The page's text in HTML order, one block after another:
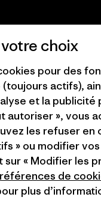
pour m’envoyer des e-mails
histoires originales, la
à laPolitique de
choix
pour des
actifs),
et la publicité
autoriser », vous
les refuser en
» ou modifier
sur « Modifier les
de
plus